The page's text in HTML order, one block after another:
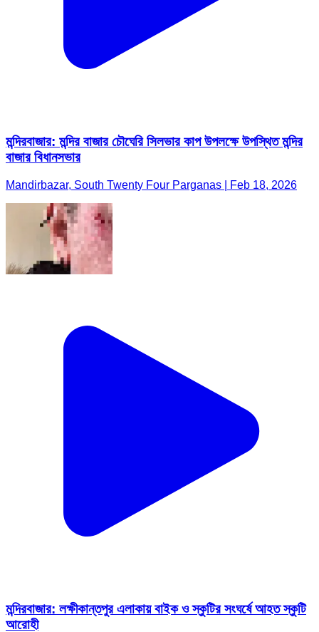
মন্দিরবাজার: মন্দির বাজার চৌঘেরি সিলভার কাপ উপলক্ষে উপস্থিত মন্দির
বাজার বিধানসভার
Mandirbazar, South Twenty Four Parganas | Feb 18, 2026
মন্দিরবাজার: লক্ষীকান্তপুর এলাকায় বাইক ও স্কুটির সংঘর্ষে আহত স্কুটি
আরোহী